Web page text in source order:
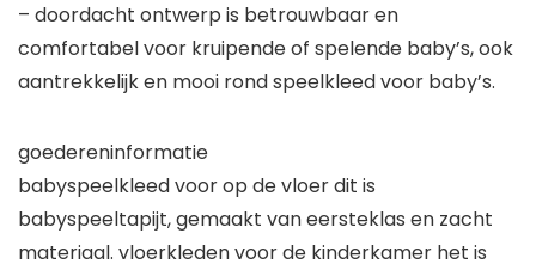
– doordacht ontwerp is betrouwbaar en
comfortabel voor kruipende of spelende baby’s, ook
aantrekkelijk en mooi rond speelkleed voor baby’s.
goedereninformatie
babyspeelkleed voor op de vloer dit is
babyspeeltapijt, gemaakt van eersteklas en zacht
materiaal. vloerkleden voor de kinderkamer het is